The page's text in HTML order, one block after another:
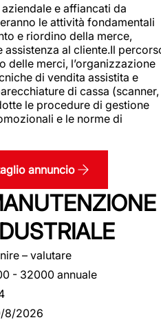
e affiancati da
le attività fondamentali
e riordino della merce,
al cliente.Il
merci, l’organizzazione
di vendita assistita e
di cassa (scanner,
le procedure di gestione
e le norme di
annuncio
– valutare
- 32000 annuale
8/2026